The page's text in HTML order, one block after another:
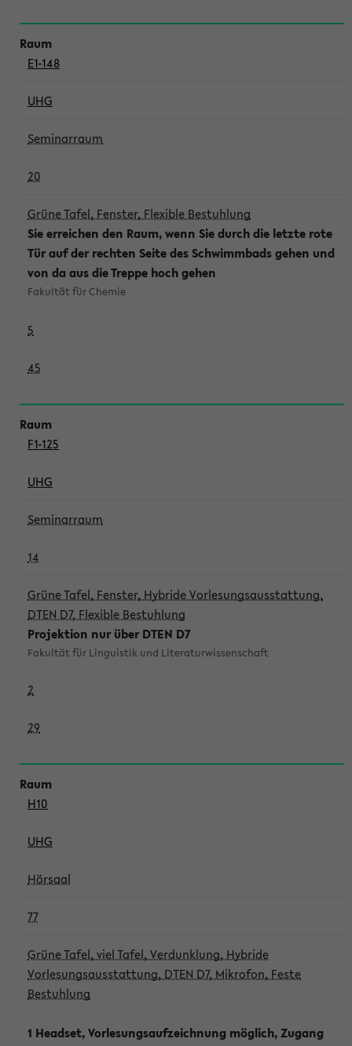
E1-148
UHG
Seminarraum
20
Grüne Tafel, Fenster, Flexible Bestuhlung
Sie erreichen den Raum, wenn Sie durch die letzte rote
Tür auf der rechten Seite des Schwimmbads gehen und
von da aus die Treppe hoch gehen
Fakultät für Chemie
5
45
F1-125
UHG
Seminarraum
14
Grüne Tafel, Fenster, Hybride Vorlesungsausstattung,
DTEN D7, Flexible Bestuhlung
Projektion nur über DTEN D7
Fakultät für Linguistik und Literaturwissenschaft
2
29
H10
UHG
Hörsaal
77
Grüne Tafel, viel Tafel, Verdunklung, Hybride
Vorlesungsausstattung, DTEN D7, Mikrofon, Feste
Bestuhlung
1 Headset, Vorlesungsaufzeichnung möglich, Zugang